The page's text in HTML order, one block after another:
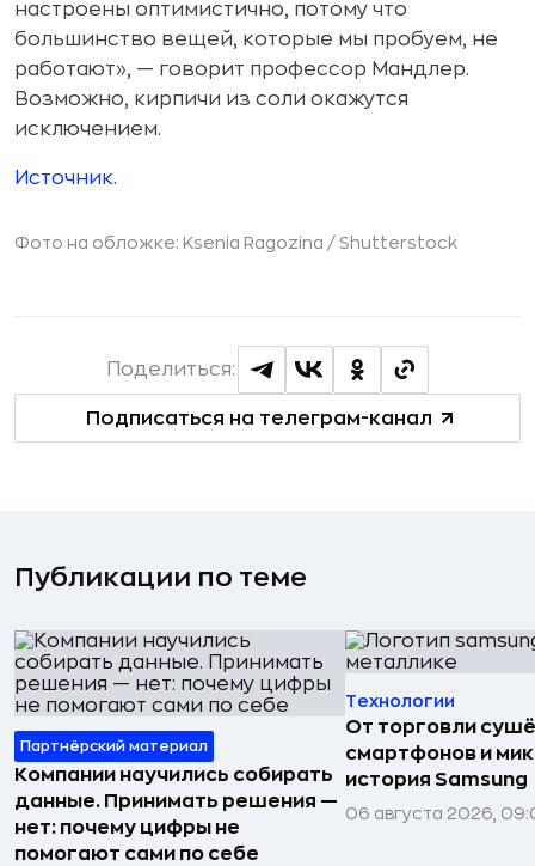
настроены оптимистично, потому что
большинство вещей, которые мы пробуем, не
работают», — говорит профессор Мандлер.
Возможно, кирпичи из соли окажутся
исключением.
Источник.
Фото на обложке: Ksenia Ragozina / Shutterstock
Подписаться на телеграм-канал
Поделиться:
Публикации по теме
Партнёрский материал
Компании научились собирать
данные. Принимать решения —
нет: почему цифры не
помогают сами по себе
Технологии
От торговли
смартфонов и
история Samsung
06 августа 2026,